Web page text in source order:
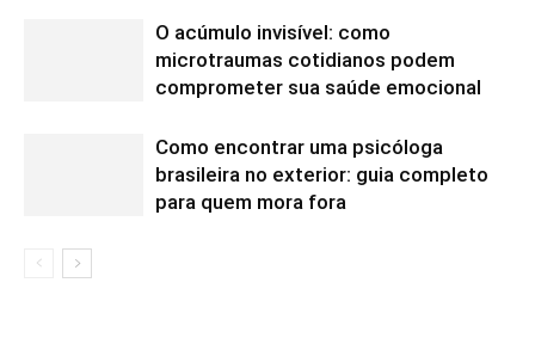
O acúmulo invisível: como
microtraumas cotidianos podem
comprometer sua saúde emocional
Como encontrar uma psicóloga
brasileira no exterior: guia completo
para quem mora fora